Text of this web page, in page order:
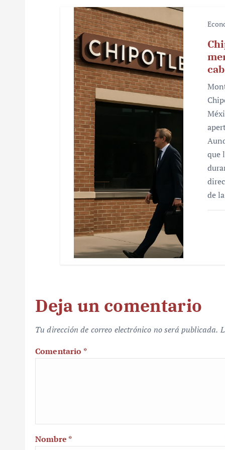
que
de
Deja un comentario
Tu dirección de correo electrónico no será publicada.
Comentario *
Nombre *